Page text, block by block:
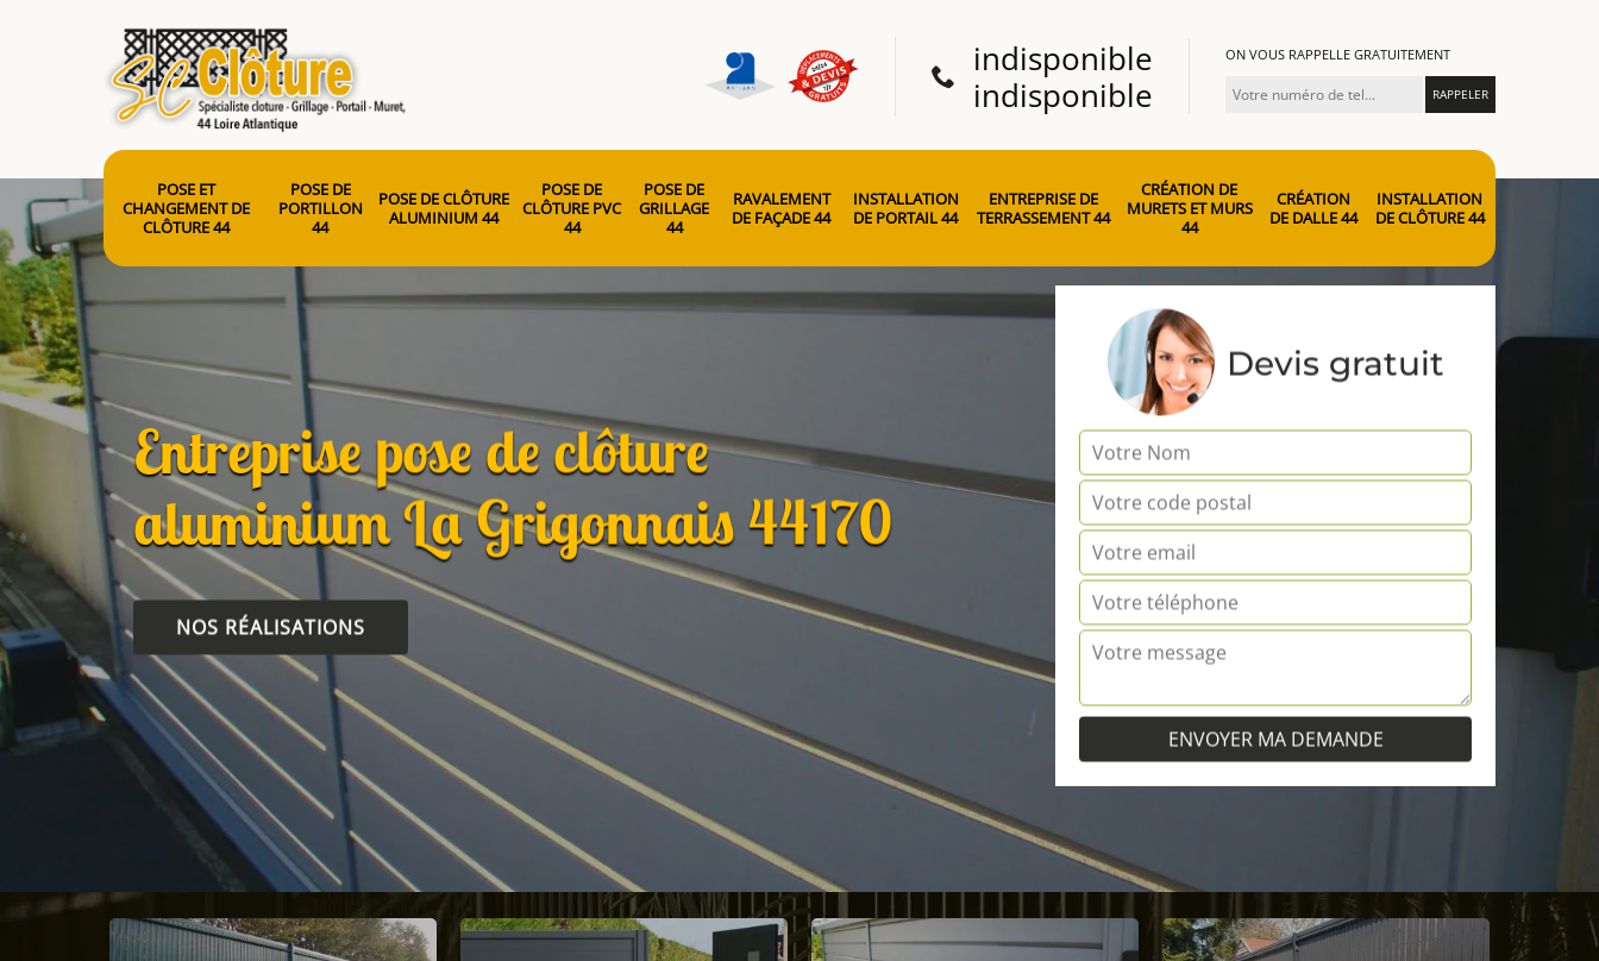
indisponible
indisponible
ON VOUS RAPPELLE GRATUITEMENT
POSE ET
CHANGEMENT DE
CLÔTURE 44
POSE DE
PORTILLON
44
POSE DE CLÔTURE
ALUMINIUM 44
POSE DE
CLÔTURE PVC
44
POSE DE
GRILLAGE
44
RAVALEMENT
DE FAÇADE 44
INSTALLATION
DE PORTAIL 44
ENTREPRISE DE
TERRASSEMENT 44
CRÉATION DE
MURETS ET MURS
44
CRÉATION
DE DALLE 44
INSTALLATION
DE CLÔTURE 44
Entreprise pose de clôture
aluminium La Grigonnais 44170
NOS RÉALISATIONS
Devis gratuit